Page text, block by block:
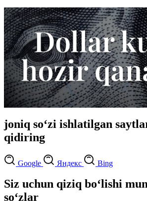
joniq so‘zi ishlatilgan
qidiring
Google Яндекс Bing
Siz uchun qiziq bo‘lishi
so‘zlar